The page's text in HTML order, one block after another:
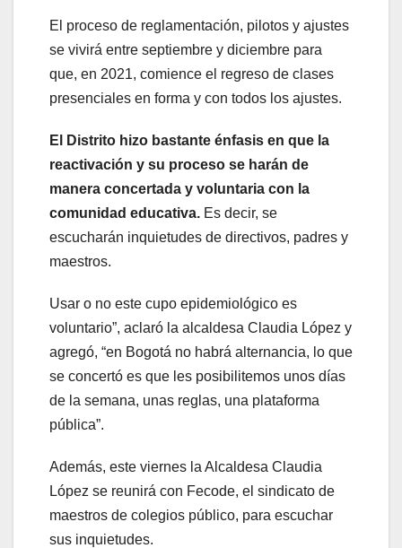
El proceso de reglamentación, pilotos y ajustes
se vivirá entre septiembre y diciembre para
que, en 2021, comience el regreso de clases
presenciales en forma y con todos los ajustes.
El Distrito hizo bastante énfasis en que la
reactivación y su proceso se harán de
manera concertada y voluntaria con la
comunidad educativa. Es decir, se
escucharán inquietudes de directivos, padres y
maestros.
Usar o no este cupo epidemiológico es
voluntario”, aclaró la alcaldesa Claudia López y
agregó, “en Bogotá no habrá alternancia, lo que
se concertó es que les posibilitemos unos días
de la semana, unas reglas, una plataforma
pública”.
Además, este viernes la Alcaldesa Claudia
López se reunirá con Fecode, el sindicato de
maestros de colegios público, para escuchar
sus inquietudes.